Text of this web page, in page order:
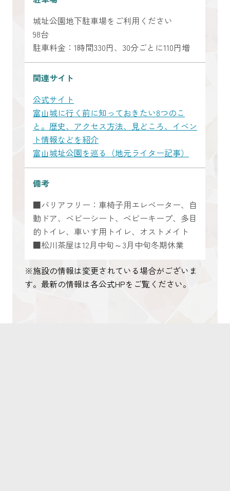
城址公園地下駐車場をご利用ください
98台
駐車料金：1時間330円、30分ごとに110円増
関連サイト
公式サイト
富山城に行く前に知っておきたい8つのこ
と。歴史、アクセス方法、見どころ、イベン
ト情報などを紹介
富山城址公園を巡る（地元ライター記事）
備考
■バリアフリー：車椅子用エレベーター、自
動ドア、ベビーシート、ベビーキープ、多目
的トイレ、車いす用トイレ、オストメイト
■松川茶屋は12月中旬～3月中旬冬期休業
※施設の情報は変更されている場合がございま
す。最新の情報は各公式HPをご覧ください。